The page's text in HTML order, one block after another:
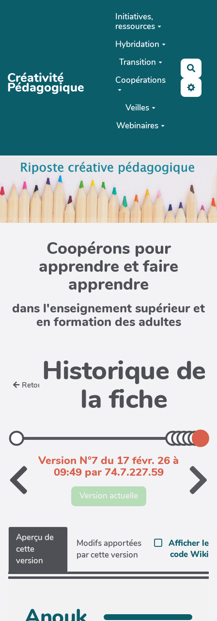
Créativité
Pédagogique
Initiatives,
ressources
Hybridation
Transition
Coopérations
Veilles
Webinaires
Coopérons pour
apprendre et faire
apprendre
dans l'enseignement supérieur et
en formation des adultes
Retour Historique de
la fiche
Version N°7 du 17 févr. 26 à
09:49 par 74.7.227.59
Version actuelle
Aperçu de
cette
version
Modifs apportées
par cette version
Afficher le
code Wiki